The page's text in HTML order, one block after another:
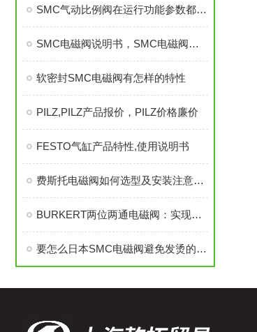
SMC气动比例阀在运行功能参数都有哪些
SMC电磁阀说明书，SMC电磁阀介质和参数，SMC电磁阀
软密封SMC电磁阀有怎样的特性
PILZ,PILZ产品报价，PILZ价格廉价
FESTO气缸产品特性,使用说明书
费斯托电磁阀如何选型及安装注意哪些事项
BURKERT两位两通电磁阀：实现高效流体切换的关键部件
要怎么日本SMC电磁阀避免发烫的原因